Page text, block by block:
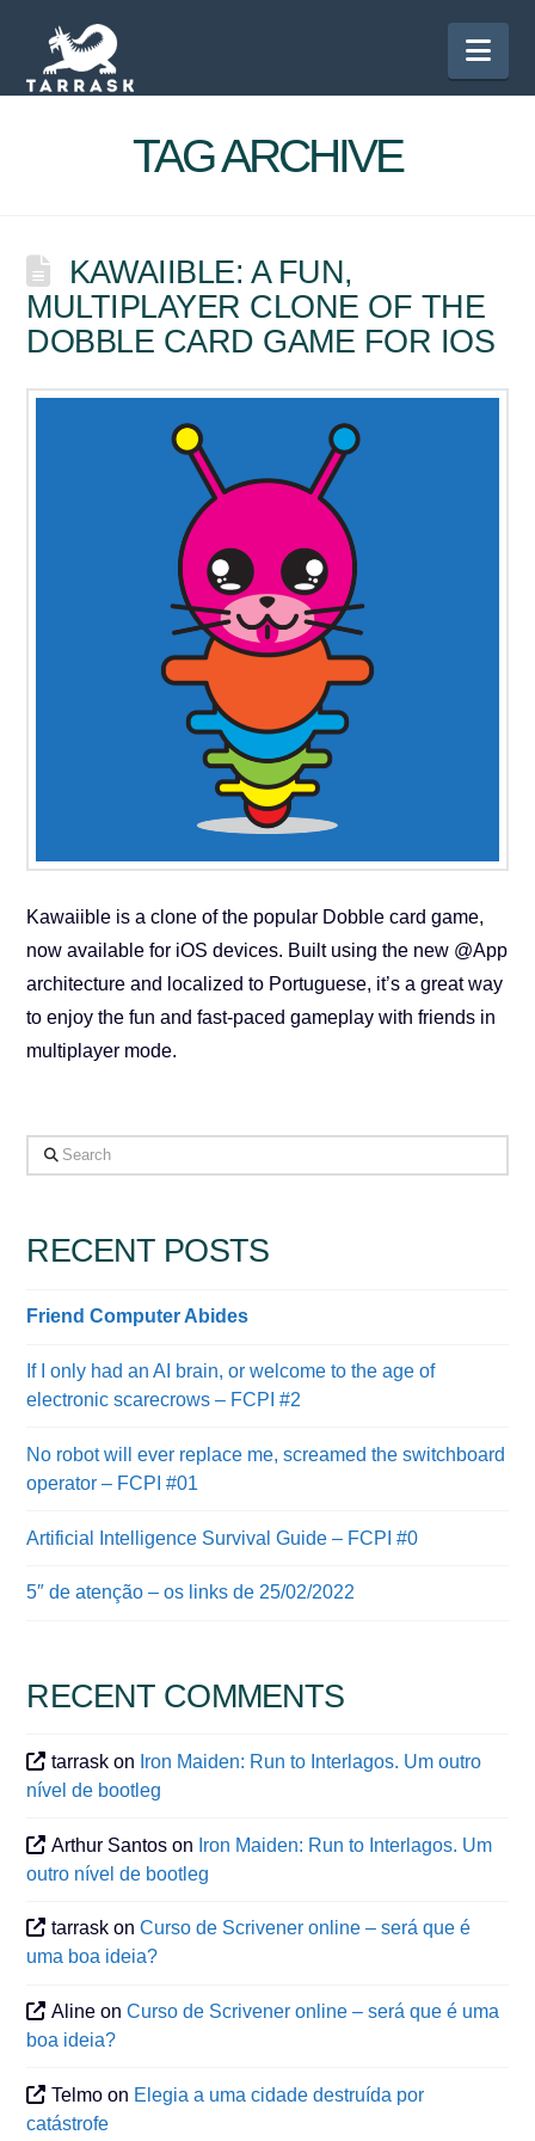
TAG ARCHIVE
KAWAIIBLE: A FUN,
MULTIPLAYER CLONE OF THE
DOBBLE CARD GAME FOR IOS
Kawaiible is a clone of the popular Dobble card game,
now available for iOS devices. Built using the new @App
architecture and localized to Portuguese, it’s a great way
to enjoy the fun and fast-paced gameplay with friends in
multiplayer mode.
Search
RECENT POSTS
Friend Computer Abides
If I only had an AI brain, or welcome to the age of
electronic scarecrows – FCPI #2
No robot will ever replace me, screamed the switchboard
operator – FCPI #01
Artificial Intelligence Survival Guide – FCPI #0
5″ de atenção – os links de 25/02/2022
RECENT COMMENTS
tarrask on Iron Maiden: Run to Interlagos. Um outro
nível de bootleg
Arthur Santos on Iron Maiden: Run to Interlagos. Um
outro nível de bootleg
tarrask onCurso de Scrivener online – será que é
uma boa ideia?
Aline onCurso de Scrivener online – será que é uma
boa ideia?
Telmo on Elegia a uma cidade destruída por
catástrofe